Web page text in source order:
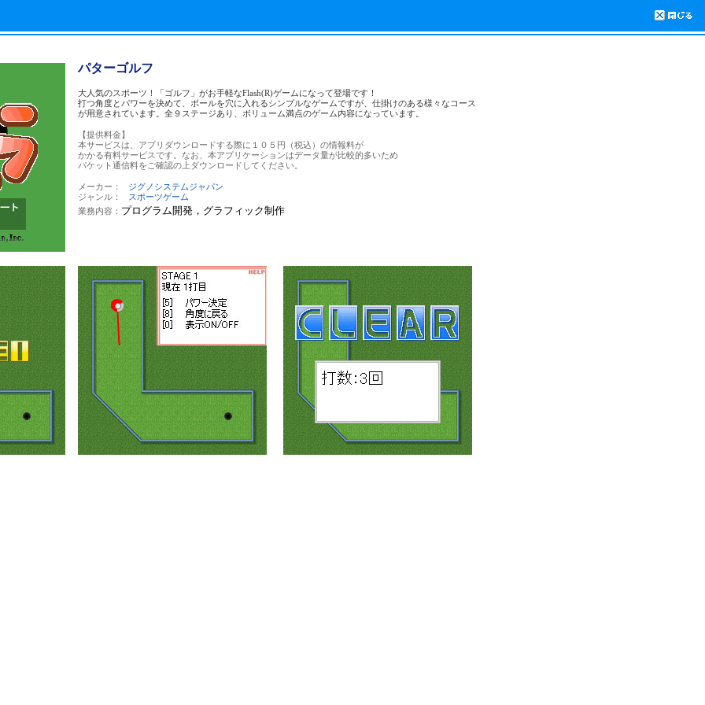
パターゴルフ
大人気のスポーツ！「ゴルフ」がお手軽なFlash(R)ゲームになって登場です！
打つ角度とパワーを決めて、ボールを穴に入れるシンプルなゲームですが、仕掛けのある様々なコース
が用意されています。全９ステージあり、ボリューム満点のゲーム内容になっています。
【提供料金】
本サービスは、アプリダウンロードする際に１０５円（税込）の情報料が
かかる有料サービスです。なお、本アプリケーションはデータ量が比較的多いため
パケット通信料をご確認の上ダウンロードしてください。
メーカー：
ジグノシステムジャパン
ジャンル：
スポーツゲーム
業務内容： プログラム開発，グラフィック制作